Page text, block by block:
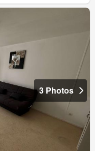
3 Photos